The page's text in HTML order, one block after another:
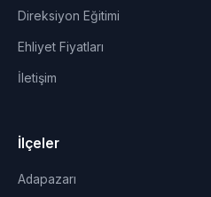
Direksiyon Eğitimi
Ehliyet Fiyatları
İletişim
İlçeler
Adapazarı